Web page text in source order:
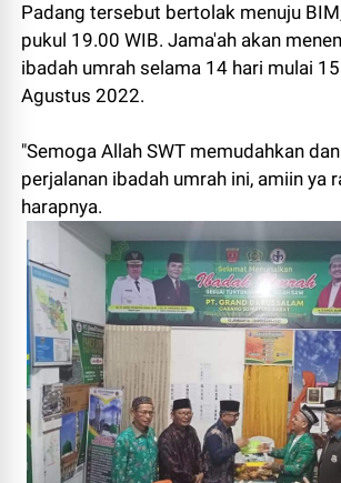
Padang tersebut bertolak menuju
pukul 19.00 WIB. Jama'ah akan
ibadah umrah selama 14 hari mulai
Agustus 2022.
"Semoga Allah SWT memudahkan
perjalanan ibadah umrah ini, amiin ya
harapnya.